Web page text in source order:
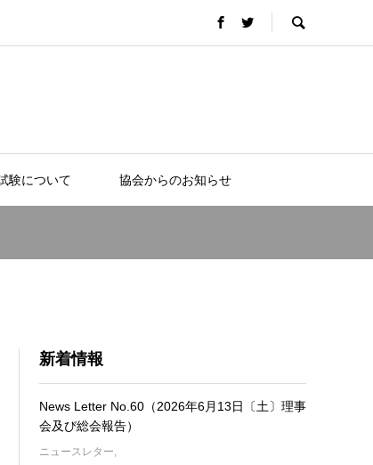
験について 協会からのお知らせ
新着情報
News Letter No.60（2026年6月13日〔土〕理事
会及び総会報告）
ニュースレター